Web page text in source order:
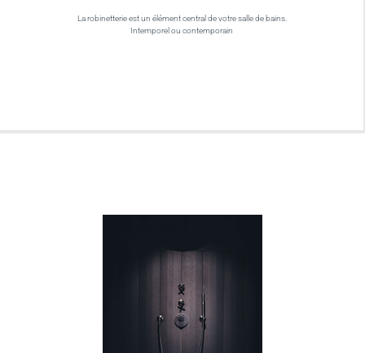
La robinetterie est un élément central de votre salle de bains.
Intemporel ou contemporain